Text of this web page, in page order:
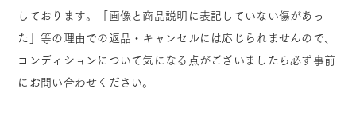
しております。「画像と商品説明に表記していない傷があっ
た」等の理由での返品・キャンセルには応じられませんので、
コンディションについて気になる点がございましたら必ず事前
にお問い合わせください。